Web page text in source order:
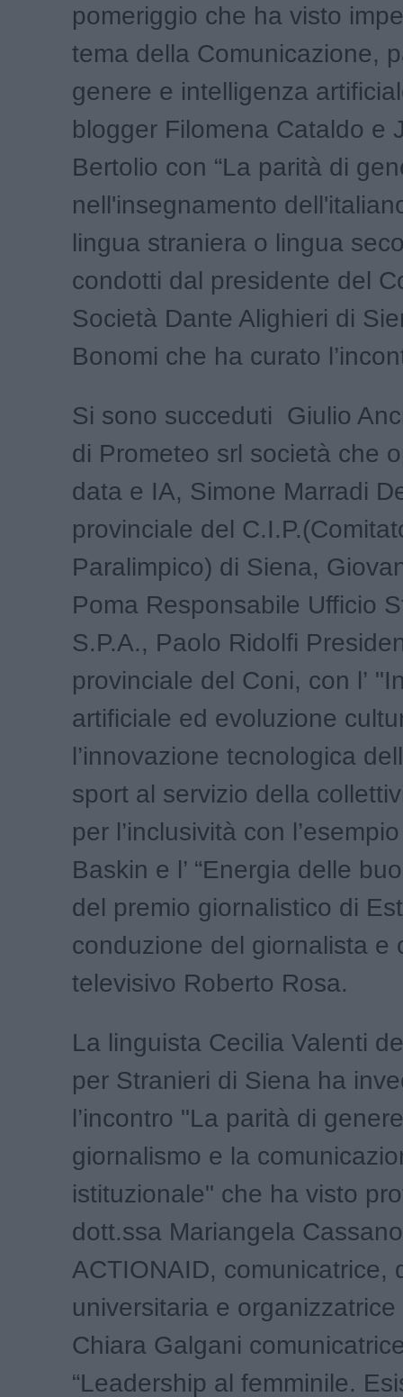
pomeriggio che ha visto
tema della Comunicazione,
genere e intelligenza
blogger Filomena Cataldo e
Bertolio con “La parità di
nell'insegnamento
lingua straniera o lingua
condotti dal presidente del
Società Dante Alighieri di
Bonomi che ha curato
Si sono succeduti Giulio
di Prometeo srl società che
data e IA, Simone Marradi
provinciale del
Paralimpico) di Siena,
Poma Responsabile Ufficio
S.P.A., Paolo Ridolfi
provinciale del Coni, con l’
artificiale ed evoluzione
l’innovazione tecnologica
sport al servizio della
per l’inclusività con
Baskin e l’ “Energia delle
del premio giornalistico di
conduzione del giornalista e
televisivo Roberto Rosa.
La linguista Cecilia Valenti
per Stranieri di Siena ha
l’incontro "La parità di
giornalismo e la
istituzionale" che ha visto
dott.ssa Mariangela
ACTIONAID, comunicatrice,
universitaria e
Chiara Galgani
“Leadership al femminile.